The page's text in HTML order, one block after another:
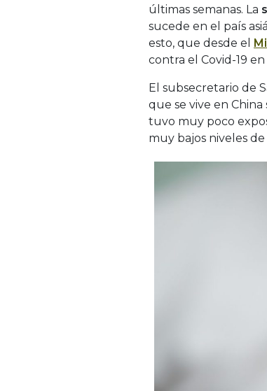
últimas semanas. La
sucede en el país
esto, que desde el
contra el Covid-19 en
El subsecretario de
que se vive en
tuvo muy poco
muy bajos niveles